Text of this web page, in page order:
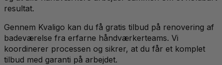
resultat.
Gennem Kvaligo kan du få gratis tilbud på renovering af
badeværelse fra erfarne håndværkerteams. Vi
koordinerer processen og sikrer, at du får et komplet
tilbud med garanti på arbejdet.